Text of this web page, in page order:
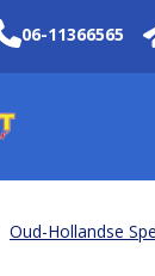
06-11366565
Oud-Hollandse